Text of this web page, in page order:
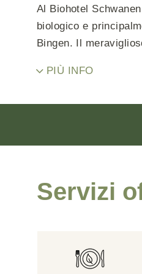
Hotel con
Hotel con
Hotel con
Hotel con
Massaggio
Vacanze
Al Biohotel
biologico e
Bingen. Il
ricaricare le batterie.
PIÙ INFO
Servizi